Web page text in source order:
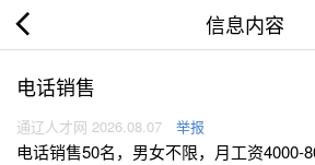
信息内容
电话销售
通辽人才网 2026.08.07 举报
电话销售50名，男女不限，月工资4000-